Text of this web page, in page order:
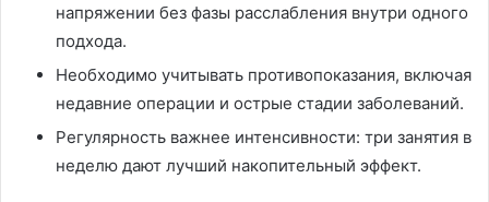
напряжении без фазы расслабления внутри одного
подхода.
Необходимо учитывать противопоказания, включая
недавние операции и острые стадии заболеваний.
Регулярность важнее интенсивности: три занятия в
неделю дают лучший накопительный эффект.